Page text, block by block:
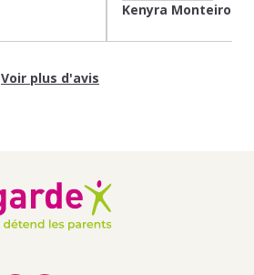
Kenyra Monteiro
Voir plus d'avis